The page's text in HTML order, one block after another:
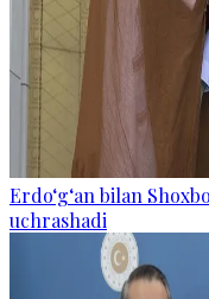
Erdo‘g‘an bilan
uchrashadi